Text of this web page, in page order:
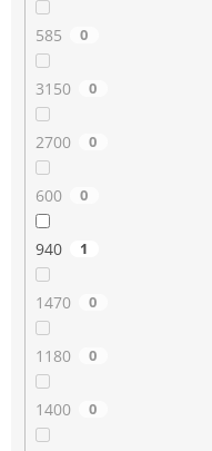
585 0
3150 0
2700 0
600 0
940 1
1470 0
1180 0
1400 0